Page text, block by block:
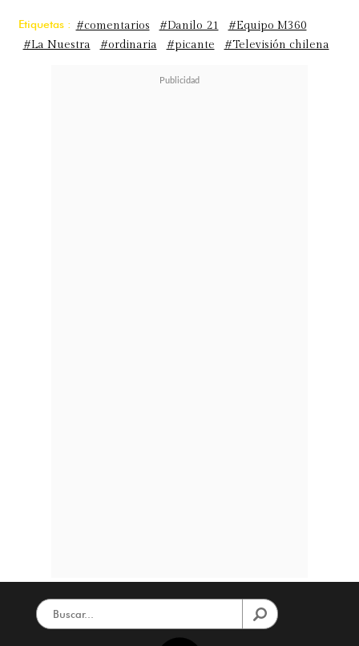
Etiquetas : #comentarios #Danilo 21
#Equipo M360
#La Nuestra
#ordinaria #picante #Televisión chilena